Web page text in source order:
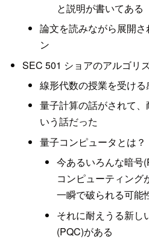
と説明が書いてある
論文を読みながら展開
ン
SEC 501 ショアのアルゴリ
線形代数の授業を受ける
量子計算の話がされて
いう話だった
量子コンピュータとは？
今あるいろんな暗号
コンピューティング
一瞬で破られる可能
それに耐えうる新し
(PQC)がある